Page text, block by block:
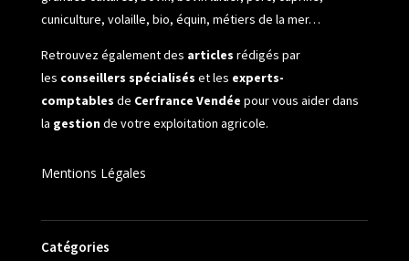
cuniculture, volaille, bio, équin, métiers de la mer…
Retrouvez également des articles rédigés par
les conseillers spécialisés et les experts-
comptables de Cerfrance Vendée pour vous aider dans
la gestionde votre exploitation agricole.
Mentions Légales
Catégories